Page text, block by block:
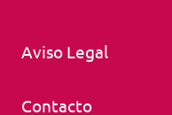
Aviso Legal
Contacto